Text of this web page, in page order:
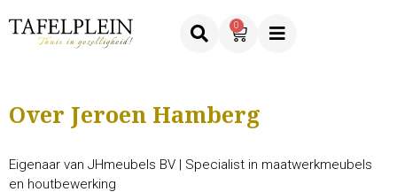
0
Over Jeroen Hamberg
Eigenaar van JHmeubels BV | Specialist in maatwerkmeubels
en houtbewerking